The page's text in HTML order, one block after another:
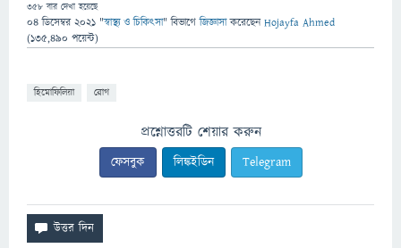
358 বার দেখা হয়েছে
04 ডিসেম্বর 2021 "স্বাস্থ্য ও চিকিৎসা" বিভাগে জিজ্ঞাসাকরেছেনHojayfa Ahmed
(135,490 পয়েন্ট)
হিমোফিলিয়া রোগ
প্রশ্নোত্তরটি শেয়ার করুন
ফেসবুক লিঙ্কইডিন Telegram